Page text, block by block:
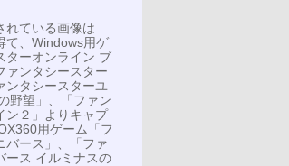
れている画像は
て、Windows用ゲ
ターオンライン ブ
ァンタシースター
ンタシースターユ
野望」、「ファン
ン２」よりキャプ
用ゲーム「フ
バース」、「ファ
ース イルミナスの